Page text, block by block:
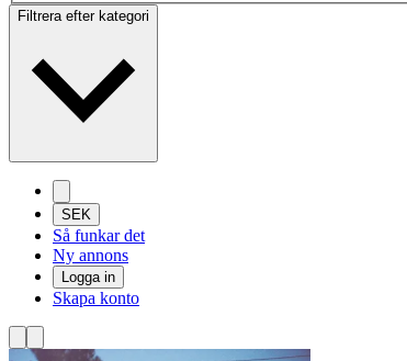
Filtrera efter kategori
SEK
Så funkar det
Ny annons
Logga in
Skapa konto